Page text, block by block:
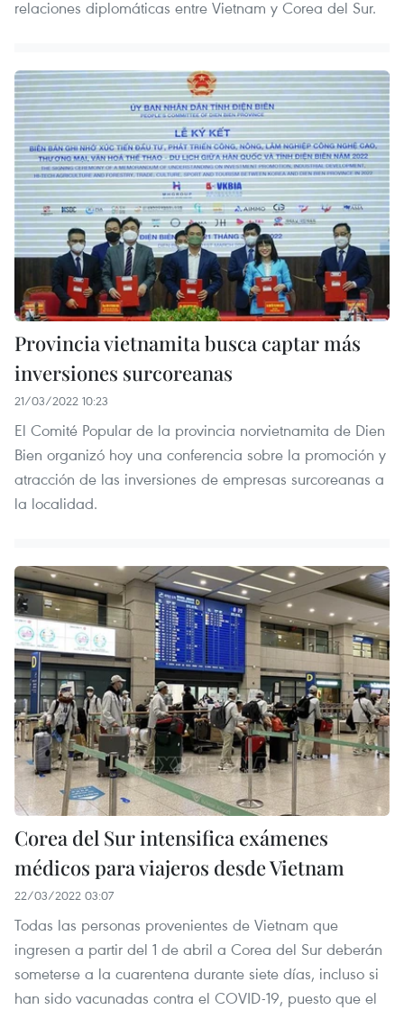
relaciones diplomáticas entre Vietnam y Corea del Sur.
Provincia vietnamita busca captar más
inversiones surcoreanas
21/03/2022 10:23
El Comité Popular de la provincia norvietnamita de Dien
Bien organizó hoy una conferencia sobre la promoción y
atracción de las inversiones de empresas surcoreanas a
la localidad.
Corea del Sur intensifica exámenes
médicos para viajeros desde Vietnam
22/03/2022 03:07
Todas las personas provenientes de Vietnam que
ingresen a partir del 1 de abril a Corea del Sur deberán
someterse a la cuarentena durante siete días, incluso si
han sido vacunadas contra el COVID-19, puesto que el